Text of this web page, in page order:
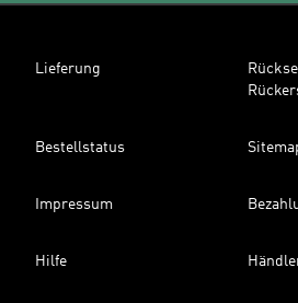
Lieferung
Bestellstatus
Impressum
Hilfe